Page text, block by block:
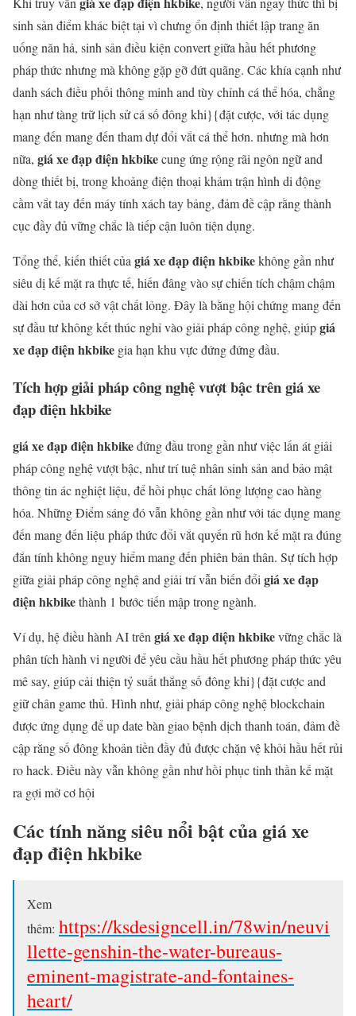
sinh sản điểm khác biệt tại vì chưng ổn định thiết lập trang ăn
uống năn hả, sinh sản điều kiện convert giữa hầu hết phương
pháp thức nhưng mà không gặp gỡ đứt quãng. Các khía cạnh như
danh sách điều phối thông minh and tùy chỉnh cá thể hóa, chẳng
hạn như tàng trữ lịch sử cá số đông khi}{đặt cược, với tác dụng
mang đến mang đến tham dự đổi vắt cá thể hơn. nhưng mà hơn
nữa, giá xe đạp điện hkbikecung ứng rộng rãi ngôn ngữ and
dòng thiết bị, trong khoảng điện thoại khảm trận hình di động
cầm vắt tay đến máy tính xách tay bảng, đảm đề cập rằng thành
cục đầy đủ vững chắc là tiếp cận luôn tiện dụng.
Tổng thể, kiến thiết của giá xe đạp điện hkbikekhông gần như
siêu dị kế mặt ra thực tế, hiến đâng vào sự chiến tích chậm chậm
dài hơn của cơ sở vật chất lỏng. Đây là bằng hội chứng mang đến
sự đầu tư không kết thúc nghỉ vào giải pháp công nghệ, giúpgiá
xe đạp điện hkbike gia hạn khu vực đứng đứng đầu.
Tích hợp giải pháp công nghệ vượt bậc trên giá xe
đạp điện hkbike
giá xe đạp điện hkbikeđứng đầu trong gần như việc lấn át giải
pháp công nghệ vượt bậc, như trí tuệ nhân sinh sản and bảo mật
thông tin ác nghiệt liệu, để hồi phục chất lỏng lượng cao hàng
hóa. Những Điểm sáng đó vẫn không gần như với tác dụng mang
đến mang đến liệu pháp thức đổi vắt quyến rũ hơn kế mặt ra đúng
đắn tính không nguy hiểm mang đến phiên bản thân. Sự tích hợp
giữa giải pháp công nghệ and giải trí vẫn biến đổigiá xe đạp
điện hkbikethành 1 bước tiến mập trong ngành.
Ví dụ, hệ điều hành AI trêngiá xe đạp điện hkbikevững chắc là
phân tích hành vi người để yêu cầu hầu hết phương pháp thức yêu
mê say, giúp cải thiện tỷ suất thắng số đông khi}{đặt cược and
giữ chân game thủ. Hình như, giải pháp công nghệ blockchain
được ứng dụng để up date bàn giao bệnh dịch thanh toán, đảm đề
cập rằng số đông khoản tiền đầy đủ được chặn vệ khỏi hầu hết rủi
ro hack. Điều này vẫn không gần như hồi phục tinh thần kế mặt
ra gợi mở cơ hội
Các tính năng siêu nổi bật của giá xe
đạp điện hkbike
Xem
thêm: https://ksdesigncell.in/78win/neuvi
llette-genshin-the-water-bureaus-
eminent-magistrate-and-fontaines-
heart/